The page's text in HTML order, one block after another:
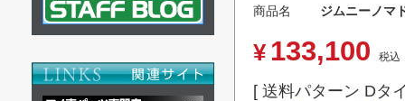
商品名
ジムニーノマ
¥ 133,100 税込
送料パターン Dタ